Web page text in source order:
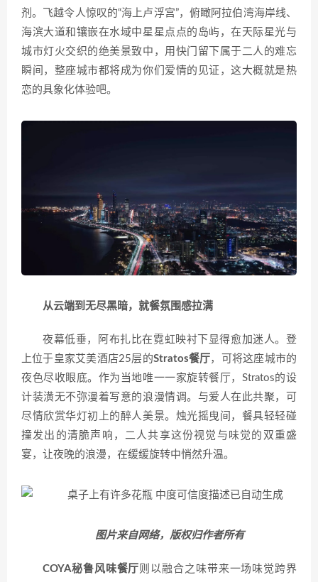
剂。飞越令人惊叹的“海上卢浮宫”，俯瞰阿拉伯湾海岸线、
海滨大道和镶嵌在水域中星星点点的岛屿，在天际星光与
城市灯火交织的绝美景致中，用快门留下属于二人的难忘
瞬间，整座城市都将成为你们爱情的见证，这大概就是热
恋的具象化体验吧。
从云端到无尽黑暗，就餐氛围感拉满
夜幕低垂，阿布扎比在霓虹映衬下显得愈加迷人。登
上位于皇家艾美酒店25层的Stratos餐厅，可将这座城市的
夜色尽收眼底。作为当地唯一一家旋转餐厅，Stratos的设
计装潢无不弥漫着写意的浪漫情调。与爱人在此共聚，可
尽情欣赏华灯初上的醉人美景。烛光摇曳间，餐具轻轻碰
撞发出的清脆声响，二人共享这份视觉与味觉的双重盛
宴，让夜晚的浪漫，在缓缓旋转中悄然升温。
图片来自网络，版权归作者所有
COYA秘鲁风味餐厅则以融合之味带来一场味觉跨界